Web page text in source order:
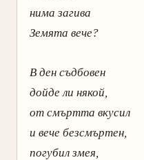
нима загива
Земята вече?
В ден съдбовен
дойде ли някой,
от смъртта вкусил
и вече безсмъртен,
погубил змея,